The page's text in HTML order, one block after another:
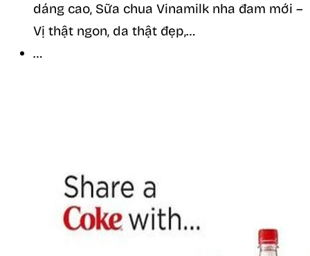
dáng cao, Sữa chua Vinamilk nha đam mới –
Vị thật ngon, da thật đẹp,…
…